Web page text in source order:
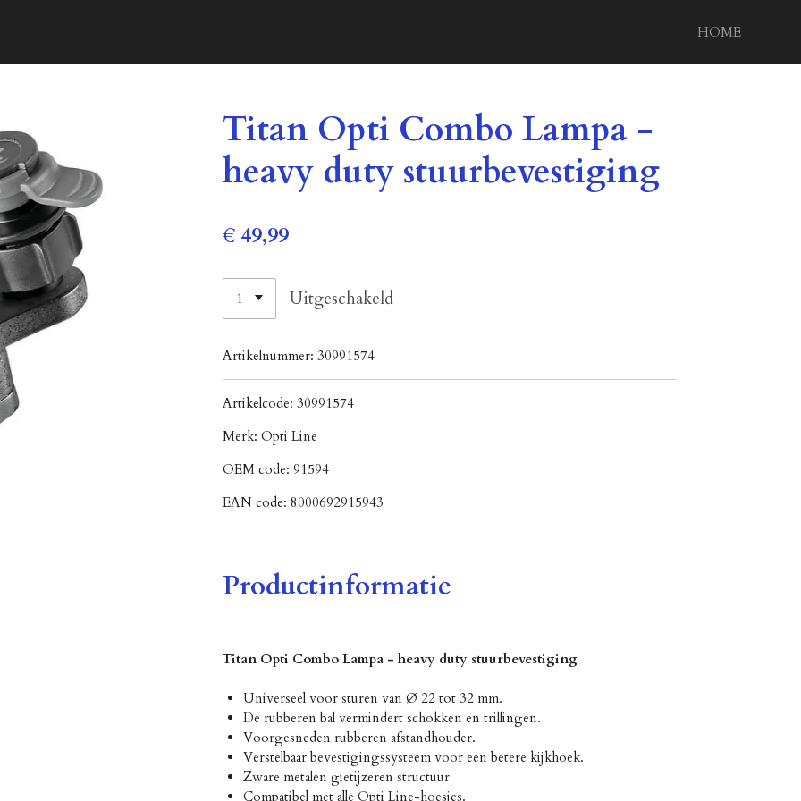
HOME
Titan Opti Combo Lampa -
heavy duty stuurbevestiging
€ 49,99
Uitgeschakeld
Artikelnummer: 30991574
Artikelcode: 30991574
Merk: Opti Line
OEM code: 91594
EAN code: 8000692915943
Productinformatie
Titan Opti Combo Lampa - heavy duty stuurbevestiging
Universeel voor sturen van Ø 22 tot 32 mm.
De rubberen bal vermindert schokken en trillingen.
Voorgesneden rubberen afstandhouder.
Verstelbaar bevestigingssysteem voor een betere kijkhoek.
Zware metalen gietijzeren structuur
Compatibel met alle Opti Line-hoesjes.